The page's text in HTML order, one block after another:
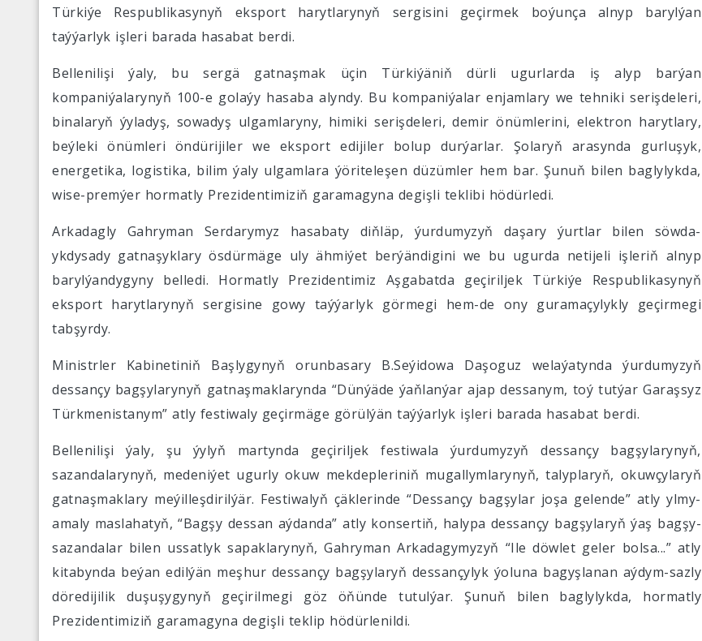
Türkiýe Respublikasynyň eksport harytlarynyň sergisini geçirmek boýunça alnyp barylýan
taýýarlyk işleri barada hasabat berdi.
Bellenilişi ýaly, bu sergä gatnaşmak üçin Türkiýäniň dürli ugurlarda iş alyp barýan
kompaniýalarynyň 100-e golaýy hasaba alyndy. Bu kompaniýalar enjamlary we tehniki serişdeleri,
binalaryň ýyladyş, sowadyş ulgamlaryny, himiki serişdeleri, demir önümlerini, elektron harytlary,
beýleki önümleri öndürijiler we eksport edijiler bolup durýarlar. Şolaryň arasynda gurluşyk,
energetika, logistika, bilim ýaly ulgamlara ýöriteleşen düzümler hem bar. Şunuň bilen baglylykda,
wise-premýer hormatly Prezidentimiziň garamagyna degişli teklibi hödürledi.
Arkadagly Gahryman Serdarymyz hasabaty diňläp, ýurdumyzyň daşary ýurtlar bilen söwda-
ykdysady gatnaşyklary ösdürmäge uly ähmiýet berýändigini we bu ugurda netijeli işleriň alnyp
barylýandygyny belledi. Hormatly Prezidentimiz Aşgabatda geçiriljek Türkiýe Respublikasynyň
eksport harytlarynyň sergisine gowy taýýarlyk görmegi hem-de ony guramaçylykly geçirmegi
tabşyrdy.
Ministrler Kabinetiniň Başlygynyň orunbasary B.Seýidowa Daşoguz welaýatynda ýurdumyzyň
dessançy bagşylarynyň gatnaşmaklarynda “Dünýäde ýaňlanýar ajap dessanym, toý tutýar Garaşsyz
Türkmenistanym” atly festiwaly geçirmäge görülýän taýýarlyk işleri barada hasabat berdi.
Bellenilişi ýaly, şu ýylyň martynda geçiriljek festiwala ýurdumyzyň dessançy bagşylarynyň,
sazandalarynyň, medeniýet ugurly okuw mekdepleriniň mugallymlarynyň, talyplaryň, okuwçylaryň
gatnaşmaklary meýilleşdirilýär. Festiwalyň çäklerinde “Dessançy bagşylar joşa gelende” atly ylmy-
amaly maslahatyň, “Bagşy dessan aýdanda” atly konsertiň, halypa dessançy bagşylaryň ýaş bagşy-
sazandalar bilen ussatlyk sapaklarynyň, Gahryman Arkadagymyzyň “Ile döwlet geler bolsa...” atly
kitabynda beýan edilýän meşhur dessançy bagşylaryň dessançylyk ýoluna bagyşlanan aýdym-sazly
döredijilik duşuşygynyň geçirilmegi göz öňünde tutulýar. Şunuň bilen baglylykda, hormatly
Prezidentimiziň garamagyna degişli teklip hödürlenildi.